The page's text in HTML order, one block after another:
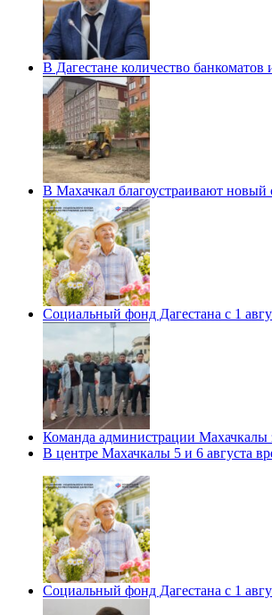
В Дагестане количество
В Махачкал благоустраивают
Социальный фонд Дагестана с 1
Команда администрации Махачкалы
В центре Махачкалы 5 и 6 августа
Социальный фонд Дагестана с 1